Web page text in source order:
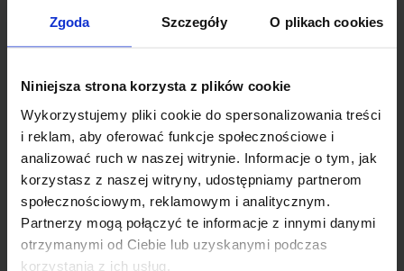
Zgoda Szczegóły O plikach cookies
Niniejsza strona korzysta z plików cookie
Wykorzystujemy pliki cookie do spersonalizowania treści
i reklam, aby oferować funkcje społecznościowe i
analizować ruch w naszej witrynie. Informacje o tym, jak
korzystasz z naszej witryny, udostępniamy partnerom
społecznościowym, reklamowym i analitycznym.
Partnerzy mogą połączyć te informacje z innymi danymi
otrzymanymi od Ciebie lub uzyskanymi podczas
korzystania z ich usług.
1 tydzień temu
dodana przez ZoltOs.pl Agencja Pracy
Tymczasowej i Pośrednictwa Pracy
Wynagrodzenie:
31.40 zł
Typ umowy:
Umowa zlecenie
Lokalizacja:
Bochnia
Wymiar pracy:
pełny etat